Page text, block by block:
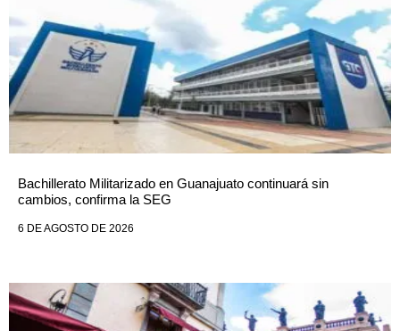
Bachillerato Militarizado en Guanajuato continuará sin
cambios, confirma la SEG
6 DE AGOSTO DE 2026